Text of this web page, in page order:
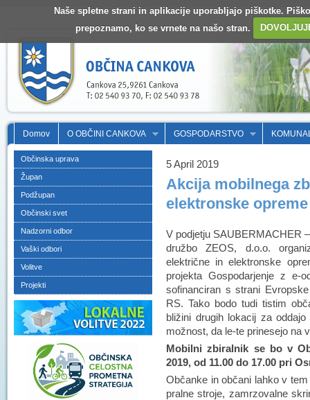
Naše spletne strani in aplikacije uporabljajo piškotke.
prepoznamo, ko se vrnete na našo stran.
Domov O OBČINI CANKOVA GOSPODARSTVO
Občinska uprava
Župan
Podžupan
Občinski svet
Nadzorni odbor
Vaški odbori
Volitve
Projekti
5 April 2019
Akcija mobilnega
elektronske
V podjetju SAUBERMACHER
družbo ZEOS, d.o.o.
električne in elektronske
projekta Gospodarjenje z e-
sofinanciran s strani
RS. Tako bodo tudi tistim
bližini drugih lokacij za
možnost, da le-te prinesejo na
Mobilni zbiralnik se bo v
2019, od 11.00 do 17.00 pri
Občanke in občani lahko v
pralne stroje, zamrzovalne